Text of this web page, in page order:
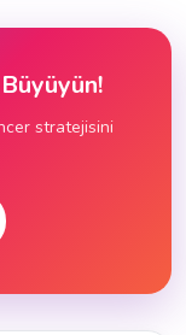
stratejisini